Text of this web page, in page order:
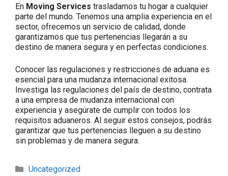
En Moving Services trasladamos tu hogar a cualquier
parte del mundo. Tenemos una amplia experiencia en el
sector, ofrecemos un servicio de calidad, donde
garantizamos que tus pertenencias llegarán a su
destino de manera segura y en perfectas condiciones.
Conocer las regulaciones y restricciones de aduana es
esencial para una mudanza internacional exitosa.
Investiga las regulaciones del país de destino, contrata
a una empresa de mudanza internacional con
experiencia y asegúrate de cumplir con todos los
requisitos aduaneros. Al seguir estos consejos, podrás
garantizar que tus pertenencias lleguen a su destino
sin problemas y de manera segura.
Uncategorized